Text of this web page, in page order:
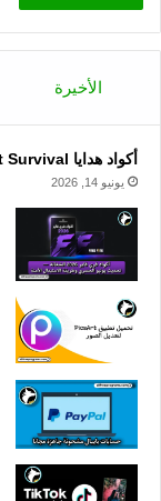
الأخيرة
أكواد هدايا Whiteout Survival الفعّالة – يونيو 2026 | محدّثة يومياً
يونيو 14, 2026